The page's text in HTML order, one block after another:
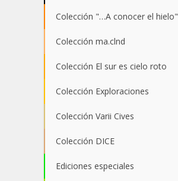
Colección "…A conocer el hielo"
Colección ma.clnd
Colección El sur es cielo roto
Colección Exploraciones
Colección Varii Cives
Colección DICE
Ediciones especiales